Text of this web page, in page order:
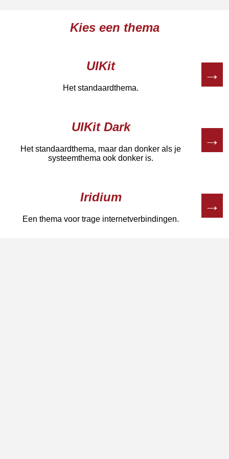
Kies een thema
UIKit
Het standaardthema.
→
UIKit Dark
Het standaardthema, maar dan donker als je
systeemthema ook donker is.
→
Iridium
Een thema voor trage internetverbindingen.
→